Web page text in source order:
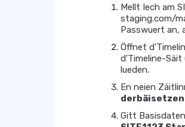
Mellt Iech am
staging.com/
Passwuert an,
Öffnet
d'Timeline-Säit
lueden.
En neien
derbäisetzen
Gitt